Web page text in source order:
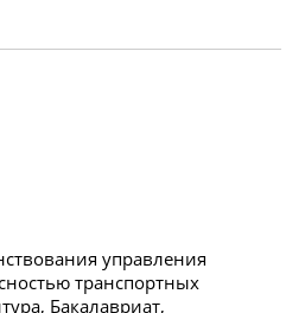
управления
транспортных
Бакалавриат,